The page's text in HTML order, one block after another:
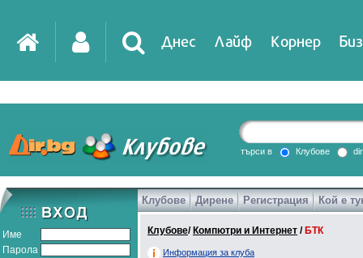
Днес Лайф Корнер
DirTV Impressio
Games
търси в Клубове
Име
Парола
Клубове Дирене Регистрация Кой е
Клубове/ Компютри и Интернет / БТК
Информация за клуба